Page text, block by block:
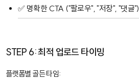
✅ 명확한 CTA ("팔로우", "저장", "댓글")
STEP 6: 최적 업로드 타이밍
플랫폼별 골든 타임: